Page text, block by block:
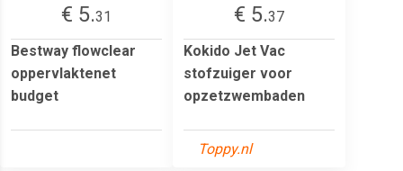
€ 5.31
Bestway flowclear
oppervlaktenet
budget
€ 5.37
Kokido Jet Vac
stofzuiger voor
opzetzwembaden
Toppy.nl